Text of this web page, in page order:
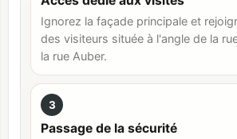
Ignorez la façade principale et
des visiteurs située à l'angle de la
la rue Auber.
3
Passage de la sécurité